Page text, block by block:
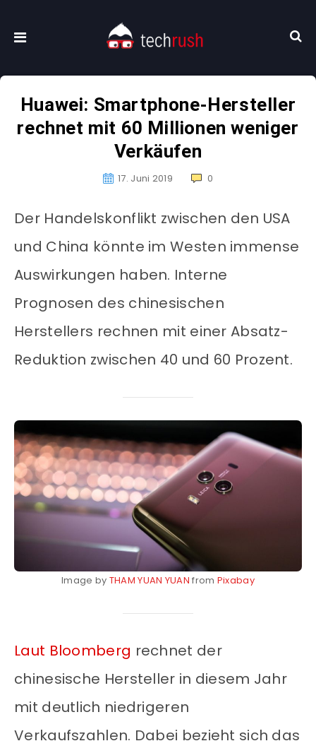
Huawei: Smartphone-Hersteller
rechnet mit 60 Millionen weniger
Verkäufen
17. Juni 2019 0
Der Handelskonflikt zwischen den USA
und China könnte im Westen immense
Auswirkungen haben. Interne
Prognosen des chinesischen
Herstellers rechnen mit einer Absatz-
Reduktion zwischen 40 und 60 Prozent.
Image by THAM YUAN YUAN from Pixabay
Laut Bloomberg rechnet der
chinesische Hersteller in diesem Jahr
mit deutlich niedrigeren
Verkaufszahlen. Dabei bezieht sich das